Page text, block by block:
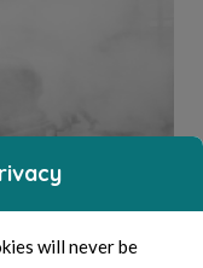
will never be